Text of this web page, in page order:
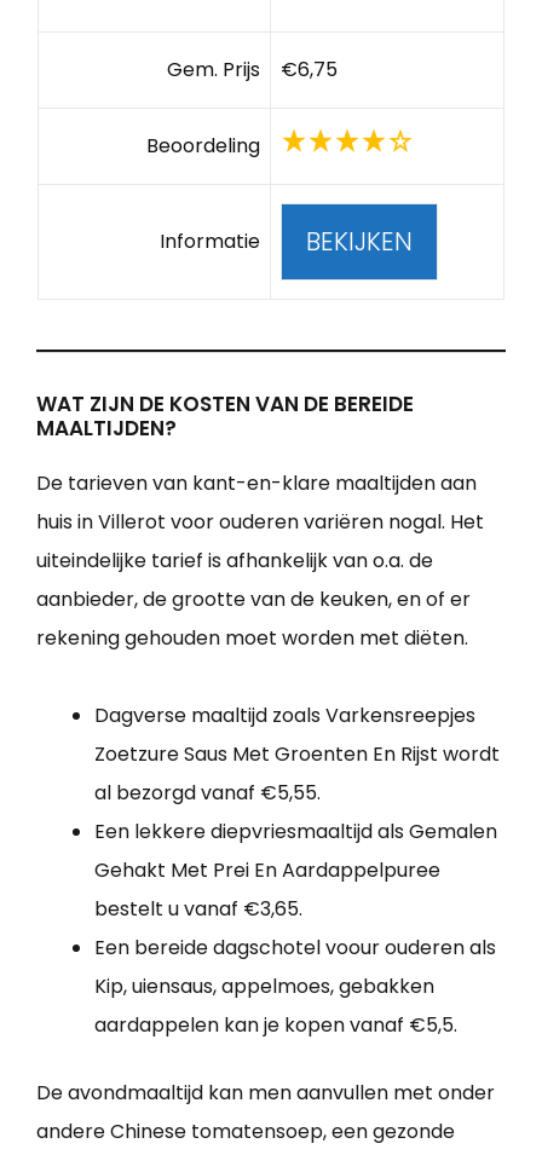
Gem. Prijs €6,75
Beoordeling
Informatie BEKIJKEN
WAT ZIJN DE KOSTEN VAN DE BEREIDE
MAALTIJDEN?
De tarieven van kant-en-klare maaltijden aan
huis in Villerot voor ouderen variëren nogal. Het
uiteindelijke tarief is afhankelijk van o.a. de
aanbieder, de grootte van de keuken, en of er
rekening gehouden moet worden met diëten.
Dagverse maaltijd zoals Varkensreepjes
Zoetzure Saus Met Groenten En Rijst wordt
al bezorgd vanaf €5,55.
Een lekkere diepvriesmaaltijd als Gemalen
Gehakt Met Prei En Aardappelpuree
bestelt u vanaf €3,65.
Een bereide dagschotel voour ouderen als
Kip, uiensaus, appelmoes, gebakken
aardappelen kan je kopen vanaf €5,5.
De avondmaaltijd kan men aanvullen met onder
andere Chinese tomatensoep, een gezonde